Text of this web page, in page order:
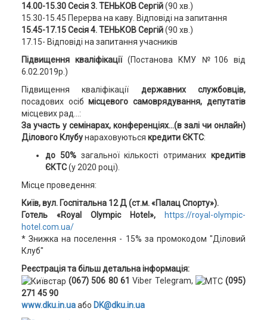
14.00-15.30 Сесія 3. ТЕНЬКОВ Сергій(90 хв.)
15.30-15.45 Перерва на каву. Відповіді на запитання
15.45-17.15 Сесія 4. ТЕНЬКОВ Сергій(90 хв.)
17.15- Відповіді на запитання учасників
Підвищення кваліфікації(Постанова КМУ №106 від
6.02.2019р.)
Підвищення кваліфікації державних службовців,
посадових осібмісцевого самоврядування, депутатів
місцевих рад…:
За участь у семінарах, конференціях…(в залі чи онлайн)
Ділового Клубунараховуються кредити ЄКТС:
до 50%загальної кількості отриманих кредитів
ЄКТС(у 2020 році).
Місце проведення:
Київ, вул. Госпітальна 12 Д (ст.м. «Палац Спорту»).
Готель «Royal Olympic Hotel»,https://royal-olympic-
hotel.com.ua/
* Знижка на поселення - 15% за промокодом "Діловий
Клуб"
Реєстрація та більш детальна інформація:
(067) 506 80 61 Viber Telegram,
(095)
271 45 90
www.dku.in.uaабо DK@dku.in.ua